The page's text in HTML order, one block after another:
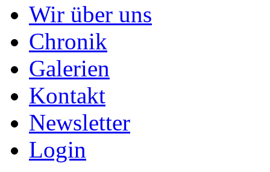
Wir über uns
Chronik
Galerien
Kontakt
Newsletter
Login